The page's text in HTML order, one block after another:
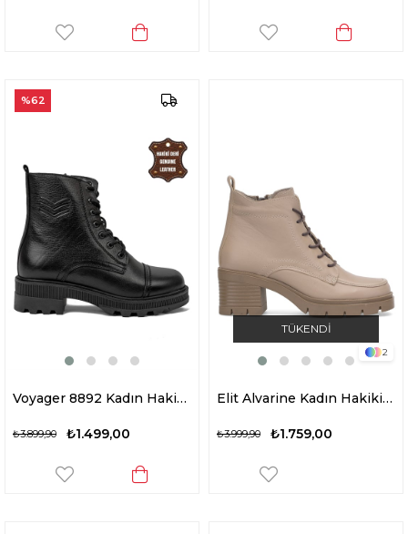
Voyager 8892 Kadın Hakiki Deri Topuklu Bot Siyah
₺1.499,00
₺3.899,90
%62
TÜKENDI
2
Elit Alvarine Kadın Hakiki Deri Topuklu Bot Bej
₺1.759,00
₺3.999,90